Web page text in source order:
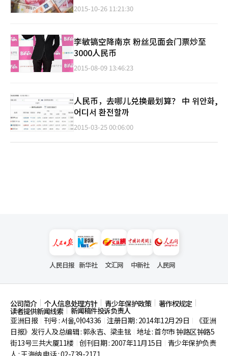
2015-10-26 11:21:30
李敏镐空降南京 粉丝见面会门票炒至
3000人民币
2015-08-09 13:46:23
人民币，去哪儿兑换最划算？ 中 위안화,
어디서 환전할까
2015-03-25 00:06:00
人民日报 新华社 文汇网 中新社 人民网
公司简介 个人信息处理方针 青少年保护政策 著作权规定
读者提供新闻线索
新闻稿件投诉负责人
亚洲日报
刊号 : 서울,아04336 注册日期 : 2014年12月29日
《亚洲
日报》发行人及总编辑 : 郭永吉、梁圭铉 地址 : 首尔市钟路区钟路5
街13号三共大厦11楼 创刊日期 : 2007年11月15日
青少年保护负责
人 : 王海纳 电话 : 02-739-2171